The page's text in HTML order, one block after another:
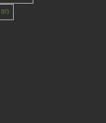
(17)